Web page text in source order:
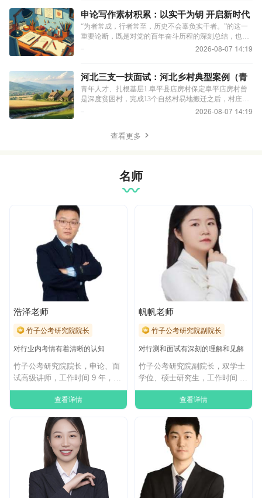
测、申论2.事业单位招录时间：2月-3月招录人数：80-
120人2026年起进行全省联考，上下半年各一次，包含：
综合管理A类、社会科学B类、自然科学C
申论写作素材积累：以实干为钥 开启新时代
工作新征程
“为者常成，行者常至，历史不会辜负实干者。”的这一
重要论断，既是对党的百年奋斗历程的深刻总结，也为
新时代思想政治工作高质量发展指明了方向。思想政治
当下工作难题，让思想引领真正入脑入心、落地生根。
实干是思想政治工作的本质要求，是破解现实困境的关
键抓手。当前，社会思潮多元交织，传播格局深刻变
2026-08-07 14:19
河北三支一扶面试：河北乡村典型案例（青
年扎根基层|农文旅融合）
青年人才、扎根基层1.阜平县店房村保定阜平店房村曾
是深度贫困村，完成13个自然村易地搬迁之后，村庄充
分重视青年人才培育引进。一方面感召外出能人返乡，
业团队落地，培育本土返乡青年就近就业。依托国防研
2026-08-07 14:19
查看更多
名师
浩泽老师
竹子公考研究院院长
对行业内考情有着清晰的认知
竹子公考研究院院长，申论、面
试高级讲师，工作时间 9 年，熟
练掌握国考
查看详情
帆帆老师
竹子公考研究院副院长
对行测和面试有深刻的理解和见解
竹子公考研究院副院长，双学士
学位、硕士研究生，工作时间 8
年，熟练掌
查看详情